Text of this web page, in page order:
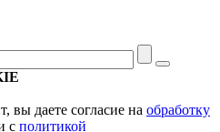
вы даете согласие на обработку
с политикой